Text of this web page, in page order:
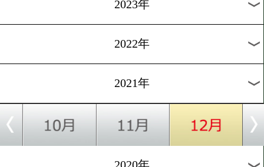
力石政法とロリ・ガスカ
1 2 次へ>
過去のニュース